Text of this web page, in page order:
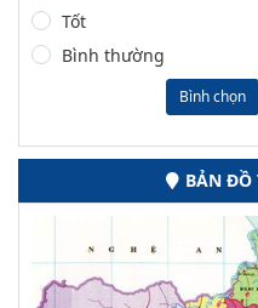
Tốt
Bình thường
Bình chọn
BẢN ĐỒ